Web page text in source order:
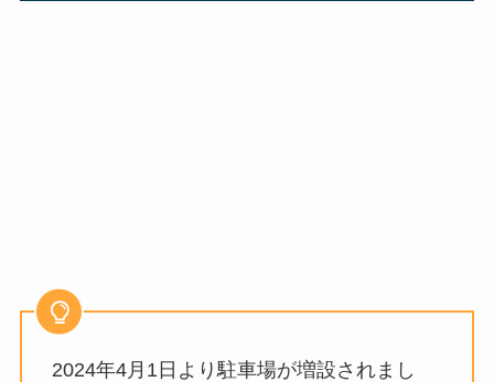
2024年4月1日より駐車場が増設されまし